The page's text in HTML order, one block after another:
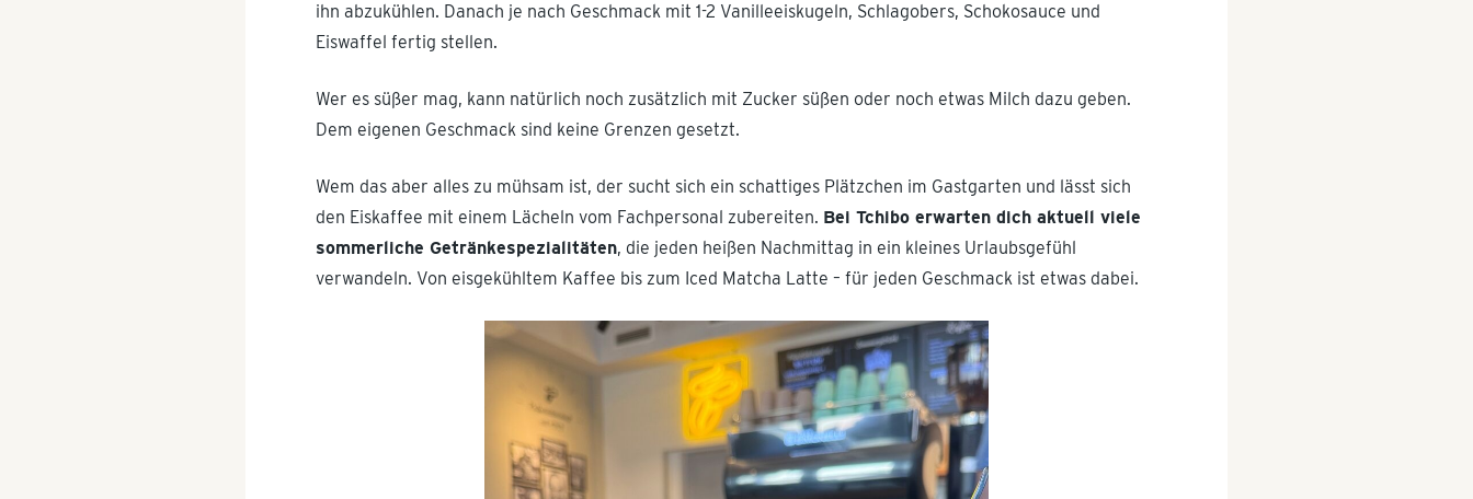
ihn abzukühlen. Danach je nach Geschmack mit 1-2 Vanilleeiskugeln, Schlagobers, Schokosauce und
Eiswaffel fertig stellen.
Wer es süßer mag, kann natürlich noch zusätzlich mit Zucker süßen oder noch etwas Milch dazu geben.
Dem eigenen Geschmack sind keine Grenzen gesetzt.
Wem das aber alles zu mühsam ist, der sucht sich ein schattiges Plätzchen im Gastgarten und lässt sich
den Eiskaffee mit einem Lächeln vom Fachpersonal zubereiten. Bei Tchibo erwarten dich aktuell viele
sommerliche Getränkespezialitäten, die jeden heißen Nachmittag in ein kleines Urlaubsgefühl
verwandeln. Von eisgekühltem Kaffee bis zum Iced Matcha Latte – für jeden Geschmack ist etwas dabei.